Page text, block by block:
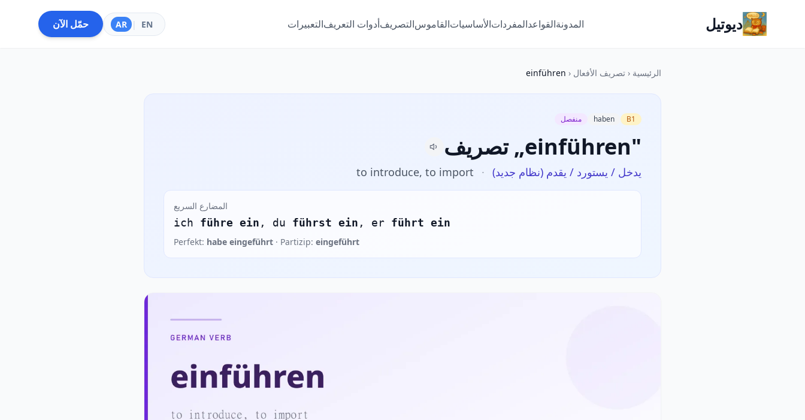
ديوتيل المدونةالقواعدالمفرداتالأساسياتالقاموسالتصريفأدوات التعريفالتعبيرات EN
|
AR حمّل الآن
الرئيسية ‹ تصريف الأفعال ‹
einführen
B1
haben منفصل
تصريف „einführen"
يدخل / يستورد / يقدم (نظام جديد) ·
to introduce, to import
المضارع السريع
ich führe ein , du führst ein , er führt ein
Perfekt: habe eingeführt · Partizip: eingeführt